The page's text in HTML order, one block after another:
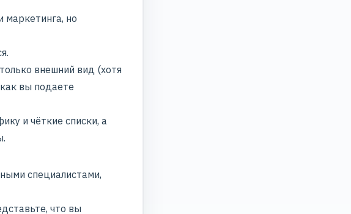
маркетинга, но
внешний вид (хотя
вы подаете
и чёткие списки, а
специалистами,
что вы